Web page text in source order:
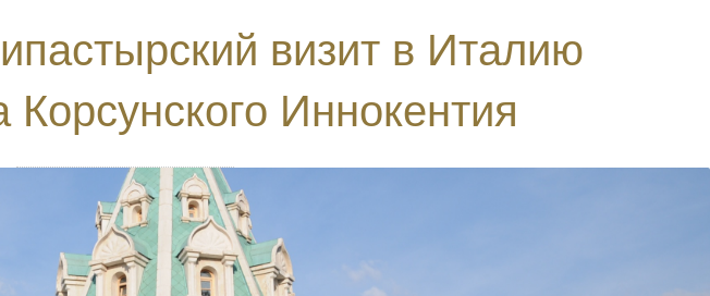
визит в Италию
Корсунского Иннокентия